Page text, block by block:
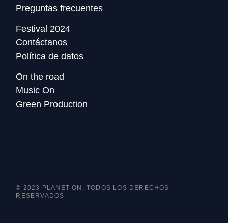
Preguntas frecuentes
Festival 2024
Contáctanos
Política de datos
On the road
Music On
Green Production
© 2023 PLANET ON, TODOS LOS DERECHOS
RESERVADOS